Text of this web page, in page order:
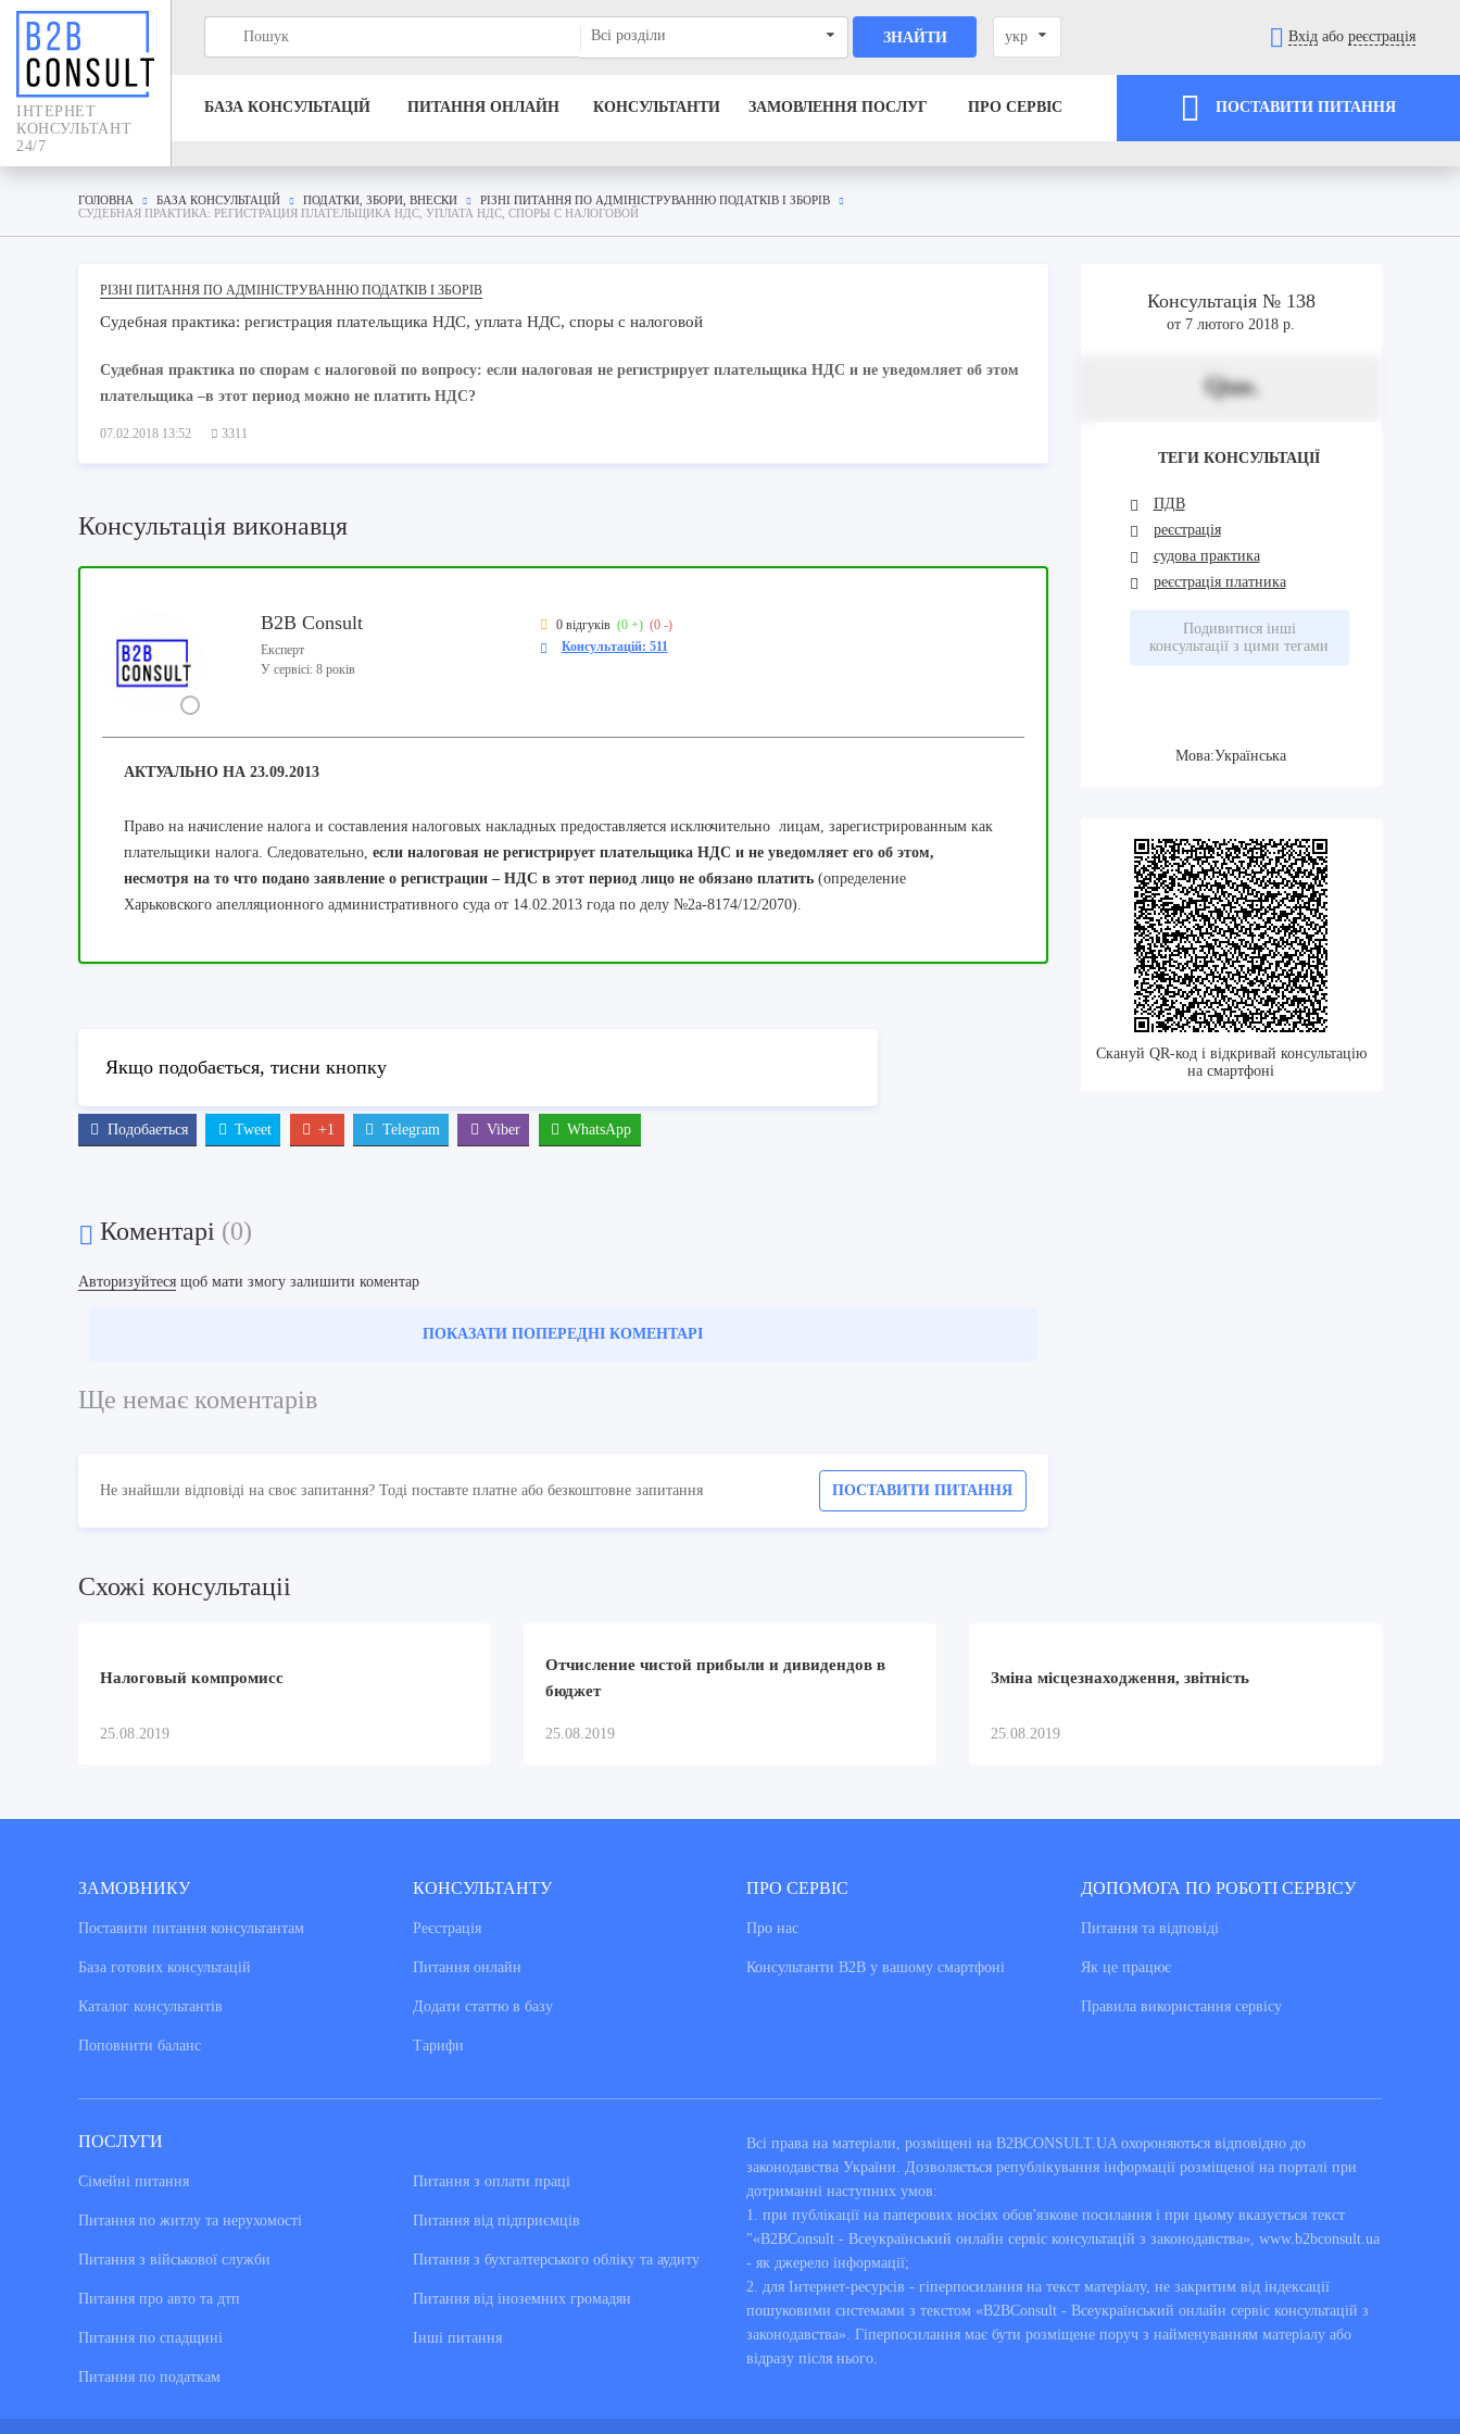
IНТЕРНЕТ
КОНСУЛЬТАНТ
24/7
Всі розділи ЗНАЙТИ укр Вхід або реєстрація
БАЗА КОНСУЛЬТАЦIЙ ПИТАННЯ ОНЛАЙН КОНСУЛЬТАНТИ ЗАМОВЛЕННЯ ПОСЛУГ ПРО СЕРВІС ПОСТАВИТИ ПИТАННЯ
ГОЛОВНА БАЗА КОНСУЛЬТАЦIЙ ПОДАТКИ, ЗБОРИ, ВНЕСКИ
РІЗНІ ПИТАННЯ ПО АДМІНІСТРУВАННЮ ПОДАТКІВ І ЗБОРІВ
СУДЕБНАЯ ПРАКТИКА: РЕГИСТРАЦИЯ ПЛАТЕЛЬЩИКА НДС, УПЛАТА НДС, СПОРЫ С НАЛОГОВОЙ
РІЗНІ ПИТАННЯ ПО АДМІНІСТРУВАННЮ ПОДАТКІВ І ЗБОРІВ
Судебная практика: регистрация плательщика НДС, уплата НДС, споры с налоговой
Судебная практика по спорам с налоговой по вопросу: если налоговая не регистрирует плательщика НДС и не уведомляет об этом
плательщика –в этот период можно не платить НДС?
07.02.2018 13:52 3311
Консультація виконавця
B2B Consult
Експерт
У сервісі: 8 років
0 відгуків (0 +) (0 -)
Консультацій: 511
АКТУАЛЬНО НА 23.09.2013
Право на начисление налога и составления налоговых накладных предоставляется исключительно лицам, зарегистрированным как
плательщики налога. Следовательно, если налоговая не регистрирует плательщика НДС и не уведомляет его об этом,
несмотря на то что подано заявление о регистрации – НДС в этот период лицо не обязано платить (определение
Харьковского апелляционного административного суда от 14.02.2013 года по делу №2а-8174/12/2070).
Якщо подобається, тисни кнопку
Подобаеться Tweet +1 Telegram Viber WhatsApp
Коментарі (0)
Авторизуйтеся щоб мати змогу залишити коментар
ПОКАЗАТИ ПОПЕРЕДНІ КОМЕНТАРІ
Ще немає коментарів
Не знайшли відповіді на своє запитання? Тоді поставте платне або безкоштовне запитання ПОСТАВИТИ ПИТАННЯ
Консультація № 138
от 7 лютого 2018 р.
Quo.
ТЕГИ КОНСУЛЬТАЦІЇ
ПДВ
реєстрація
судова практика
реєстрація платника
Подивитися інші
консультації з цими тегами
Мова:Українська
Скануй QR-код і відкривай консультацію
на смартфоні
Схожi консультацii
Налоговый компромисс
25.08.2019
Отчисление чистой прибыли и дивидендов в
бюджет
25.08.2019
Зміна місцезнаходження, звітність
25.08.2019
ЗАМОВНИКУ
Поставити питання консультантам
База готових консультацiй
Каталог консультантiв
Поповнити баланс
КОНСУЛЬТАНТУ
Реєстрація
Питання онлайн
Додати статтю в базу
Тарифи
ПРО СЕРВІС
Про нас
Консультанти В2В у вашому смартфоні
ДОПОМОГА ПО РОБОТІ СЕРВІСУ
Питання та вiдповiдi
Як це працює
Правила використання сервiсу
ПОСЛУГИ
Сімейні питання
Питання по житлу та нерухомості
Питання з військової служби
Питання про авто та дтп
Питання по спадщині
Питання по податкам
Питання з оплати праці
Питання від підприємців
Питання з бухгалтерського обліку та аудиту
Питання від іноземних громадян
Інші питання
Всі права на матеріали, розміщені на B2BCONSULT.UA охороняються відповідно до
законодавства України. Дозволяється републікування інформації розміщеної на порталі при
дотриманні наступних умов:
1. при публікації на паперових носіях обов'язкове посилання і при цьому вказується текст
"«B2BConsult - Всеукраїнський онлайн сервіс консультацій з законодавства», www.b2bconsult.ua
- як джерело інформації;
2. для Інтернет-ресурсів - гіперпосилання на текст матеріалу, не закритим від індексації
пошуковими системами з текстом «B2BConsult - Всеукраїнський онлайн сервіс консультацій з
законодавства». Гіперпосилання має бути розміщене поруч з найменуванням матеріалу або
відразу після нього.